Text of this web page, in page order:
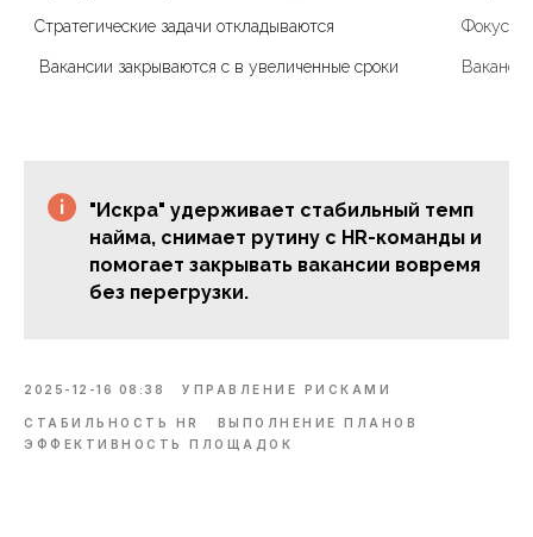
Вакансии закрываются с в увеличенные сроки
"Искра" удерживает стабильный темп
найма, снимает рутину с HR-команды и
помогает закрывать вакансии вовремя
без перегрузки.
2025-12-16 08:38 УПРАВЛЕНИЕ РИСКАМИ
СТАБИЛЬНОСТЬ HR
ВЫПОЛНЕНИЕ ПЛАНОВ
ЭФФЕКТИВНОСТЬ ПЛОЩАДОК